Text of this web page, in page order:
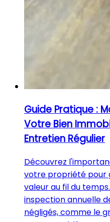
Guide Pratique :
Votre Bien
Entretien Régulier
Découvrez
votre propriété pour
valeur au fil du
inspection annuelle
négligés, comme le